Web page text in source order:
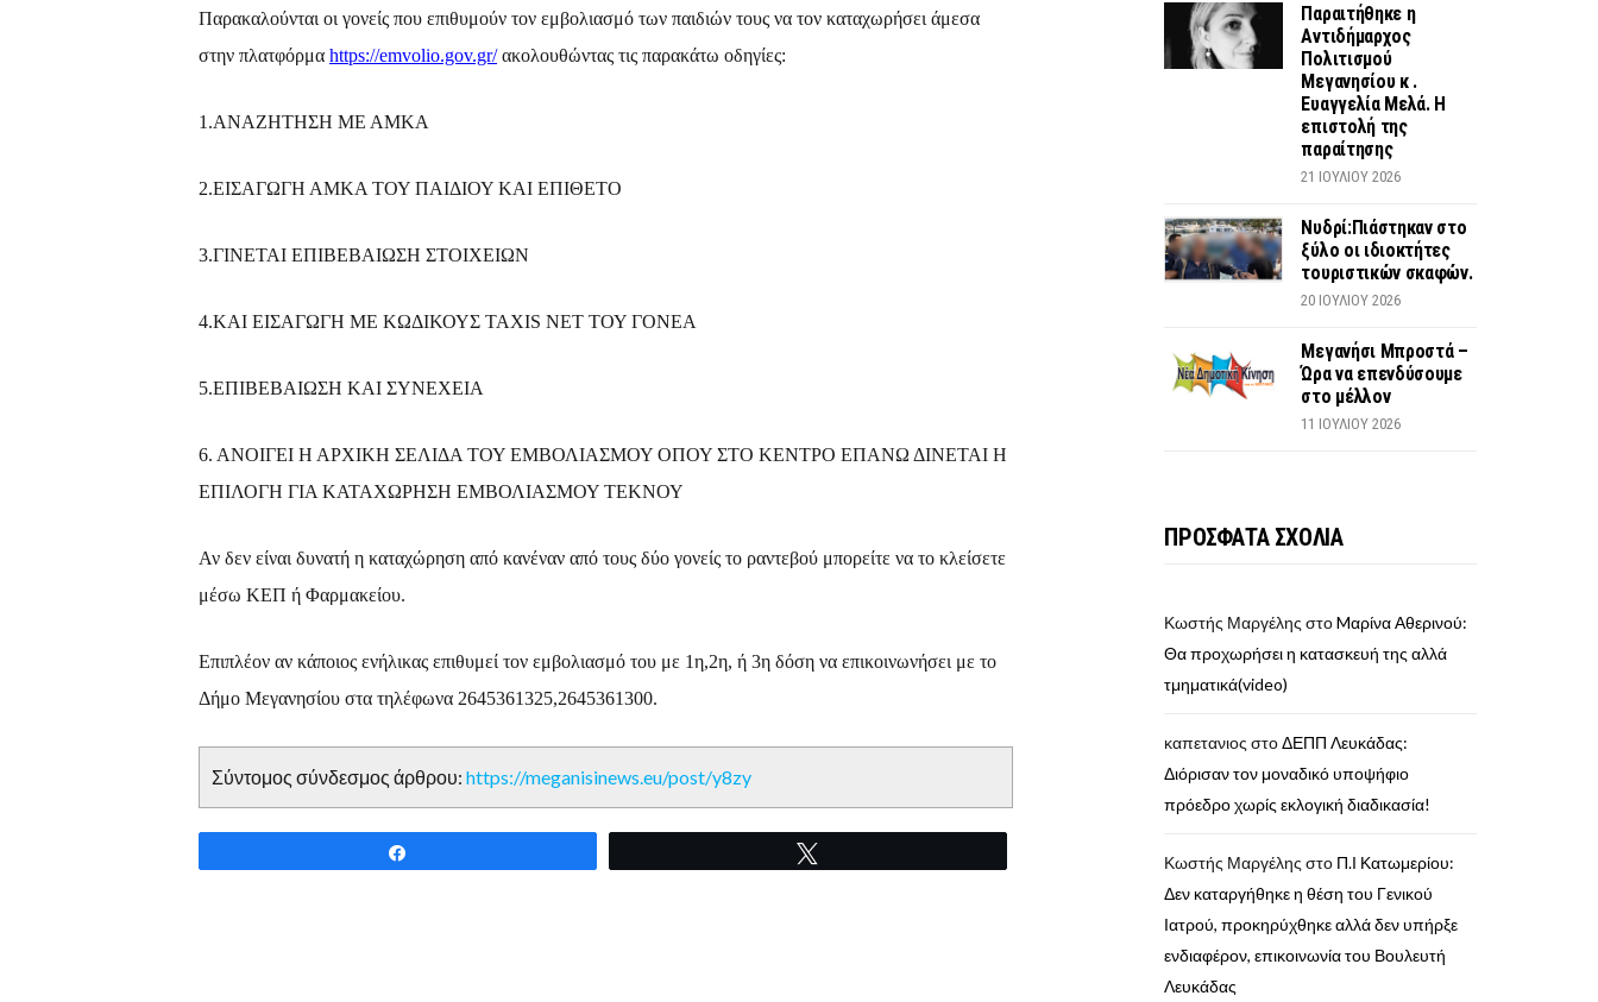
Παρακαλούνται οι γονείς που επιθυμούν τον εμβολιασμό των παιδιών τους να τον καταχωρήσει άμεσα
στην πλατφόρμα https://emvolio.gov.gr/ακολουθώντας τις παρακάτω οδηγίες:
1.ΑΝΑΖΗΤΗΣΗ ΜΕ ΑΜΚΑ
2.ΕΙΣΑΓΩΓΗ ΑΜΚΑ ΤΟΥ ΠΑΙΔΙΟΥ ΚΑΙ ΕΠΙΘΕΤΟ
3.ΓΙΝΕΤΑΙ ΕΠΙΒΕΒΑΙΩΣΗ ΣΤΟΙΧΕΙΩΝ
4.ΚΑΙ ΕΙΣΑΓΩΓΗ ΜΕ ΚΩΔΙΚΟΥΣ TAXIS NET ΤΟΥ ΓΟΝΕΑ
5.ΕΠΙΒΕΒΑΙΩΣΗ ΚΑΙ ΣΥΝΕΧΕΙΑ
6. ΑΝΟΙΓΕΙ Η ΑΡΧΙΚΗ ΣΕΛΙΔΑ ΤΟΥ ΕΜΒΟΛΙΑΣΜΟΥ ΟΠΟΥ ΣΤΟ ΚΕΝΤΡΟ ΕΠΑΝΩ ΔΙΝΕΤΑΙ Η
ΕΠΙΛΟΓΗ ΓΙΑ ΚΑΤΑΧΩΡΗΣΗ ΕΜΒΟΛΙΑΣΜΟΥ ΤΕΚΝΟΥ
Αν δεν είναι δυνατή η καταχώρηση από κανέναν από τους δύο γονείς το ραντεβού μπορείτε να το κλείσετε
μέσω ΚΕΠ ή Φαρμακείου.
Επιπλέον αν κάποιος ενήλικας επιθυμεί τον εμβολιασμό του με 1η,2η, ή 3η δόση να επικοινωνήσει με το
Δήμο Μεγανησίου στα τηλέφωνα 2645361325,2645361300.
Σύντομος σύνδεσμος άρθρου: https://meganisinews.eu/post/y8zy
Παραιτήθηκε η
Αντιδήμαρχος
Πολιτισμού
Μεγανησίου κ .
Ευαγγελία Μελά. Η
επιστολή της
παραίτησης
21 ΙΟΥΛΊΟΥ 2026
Νυδρί:Πιάστηκαν στο
ξύλο οι ιδιοκτήτες
τουριστικών σκαφών.
20 ΙΟΥΛΊΟΥ 2026
Μεγανήσι Μπροστά –
Ώρα να επενδύσουμε
στο μέλλον
11 ΙΟΥΛΊΟΥ 2026
ΠΡΟΣΦΑΤΑ ΣΧΟΛΙΑ
Κωστής Μαργέλης στοMαρίνα Αθερινού:
Θα προχωρήσει η κατασκευή της αλλά
τμηματικά(video)
καπετανιος στοΔΕΠΠ Λευκάδας:
Διόρισαν τον μοναδικό υποψήφιο
πρόεδρο χωρίς εκλογική διαδικασία!
Κωστής Μαργέλης στο Π.Ι Κατωμερίου:
Δεν καταργήθηκε η θέση του Γενικού
Ιατρού, προκηρύχθηκε αλλά δεν υπήρξε
ενδιαφέρον, επικοινωνία του Βουλευτή
Λευκάδας